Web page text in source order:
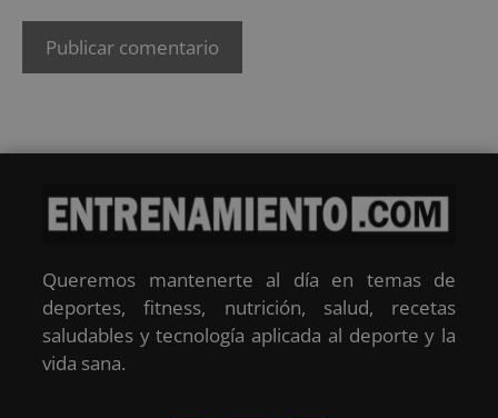
Queremos mantenerte al día en temas de
deportes, fitness, nutrición, salud, recetas
saludables y tecnología aplicada al deporte y la
vida sana.